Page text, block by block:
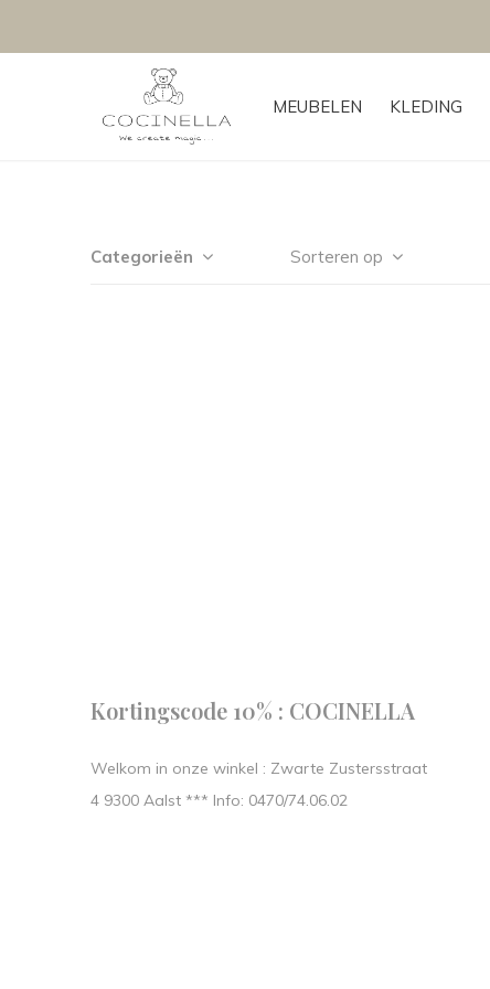
MEUBELEN KLEDING
Categorieën Sorteren op
Kortingscode 10% : COCINELLA
Welkom in onze winkel : Zwarte Zustersstraat
4 9300 Aalst *** Info: 0470/74.06.02